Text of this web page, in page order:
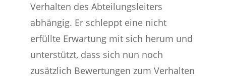
Verhalten des Abteilungsleiters
abhängig. Er schleppt eine nicht
erfüllte Erwartung mit sich herum und
unterstützt, dass sich nun noch
zusätzlich Bewertungen zum Verhalten